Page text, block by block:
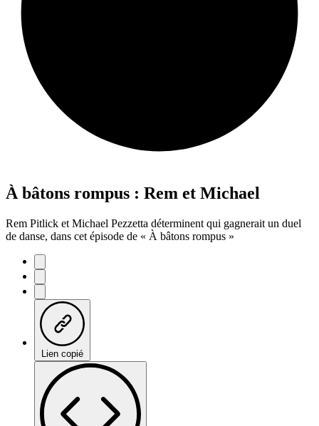
À bâtons rompus : Rem et Michael
Rem Pitlick et Michael Pezzetta déterminent qui gagnerait un duel
de danse, dans cet épisode de « À bâtons rompus »
Lien copié